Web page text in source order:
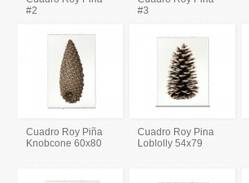
#2
#3
Cuadro Roy Piña
Knobcone 60x80
Cuadro Roy Pina
Loblolly 54x79